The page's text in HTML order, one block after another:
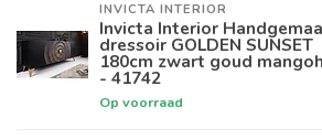
INVICTA INTERIOR
Invicta Interior
dressoir GOLDEN SUNSET
180cm zwart goud
- 41742
Op voorraad